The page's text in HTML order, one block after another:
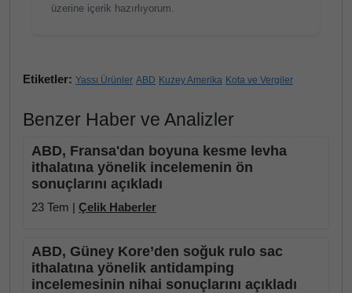
üzerine içerik hazırlıyorum.
Etiketler: Yassı Ürünler ABD Kuzey Amerika Kota ve Vergiler
Benzer Haber ve Analizler
ABD, Fransa'dan boyuna kesme levha
ithalatına yönelik incelemenin ön
sonuçlarını açıkladı
23 Tem | Çelik Haberler
ABD, Güney Kore’den soğuk rulo sac
ithalatına yönelik antidamping
incelemesinin nihai sonuçlarını açıkladı